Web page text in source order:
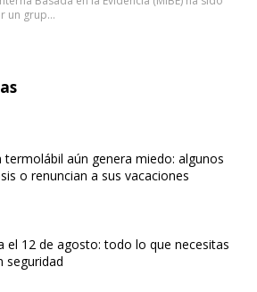
un grup…
aún genera miedo: algunos
o renuncian a sus vacaciones
el 12 de agosto: todo lo que necesitas
seguridad